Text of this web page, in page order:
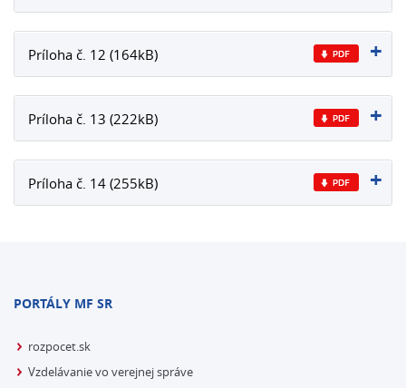
Príloha č. 12 (164kB)
Príloha č. 13 (222kB)
Príloha č. 14 (255kB)
PORTÁLY MF SR
rozpocet.sk
Vzdelávanie vo verejnej správe